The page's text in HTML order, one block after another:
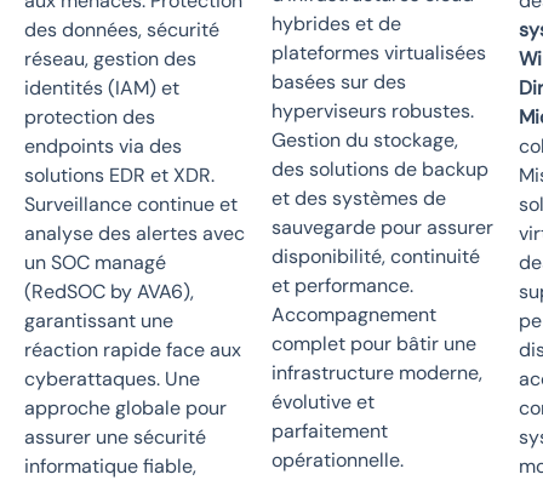
des données, sécurité
réseau, gestion des
identités (IAM) et
protection des
endpoints via des
solutions EDR et XDR.
Surveillance continue et
analyse des alertes avec
un SOC managé
(RedSOC by AVA6),
garantissant une
réaction rapide face aux
cyberattaques. Une
approche globale pour
assurer une sécurité
informatique fiable,
hybrides et de
plateformes virtualisées
basées sur des
hyperviseurs robustes.
Gestion du stockage,
des solutions de backup
et des systèmes de
sauvegarde pour assurer
disponibilité, continuité
et performance.
Accompagnement
complet pour bâtir une
infrastructure moderne,
évolutive et
parfaitement
opérationnelle.